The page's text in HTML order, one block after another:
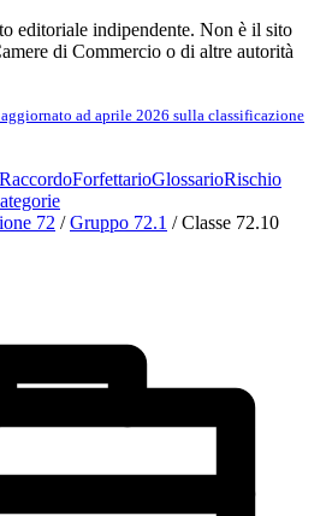
editoriale indipendente. Non è il sito
di Commercio o di altre autorità
ad aprile 2026 sulla classificazione
RaccordoForfettarioGlossarioRischio
72 / Gruppo 72.1 / Classe 72.10